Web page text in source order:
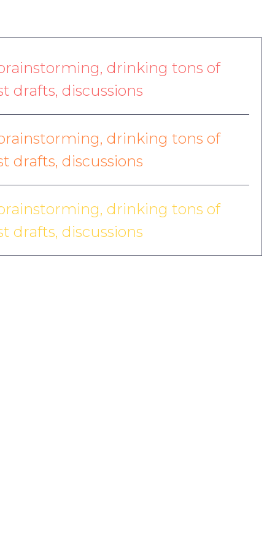
drinking tons of
drafts, discussions
drinking tons of
drafts, discussions
drinking tons of
drafts, discussions